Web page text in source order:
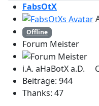
FabsOtX
Offline
Forum Meister
i.A. aHaBotX a.D.
Beiträge: 944
Thanks: 47